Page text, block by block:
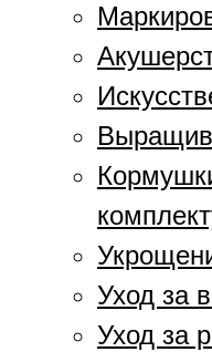
Уход за
Уход за